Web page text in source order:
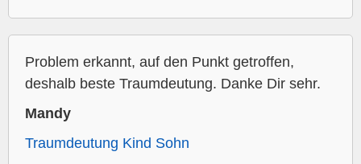
Problem erkannt, auf den Punkt getroffen,
deshalb beste Traumdeutung. Danke Dir sehr.
Mandy
Traumdeutung Kind Sohn